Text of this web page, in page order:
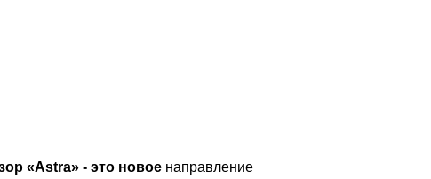
«Astra» - это новое направление